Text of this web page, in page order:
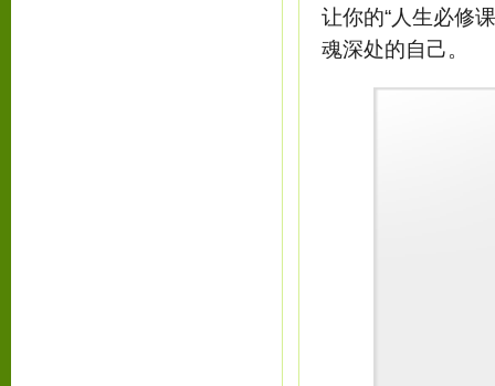
让你的“人生必修
魂深处的自己。